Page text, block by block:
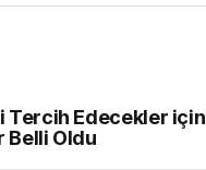
Tercih Edecekler için
Belli Oldu